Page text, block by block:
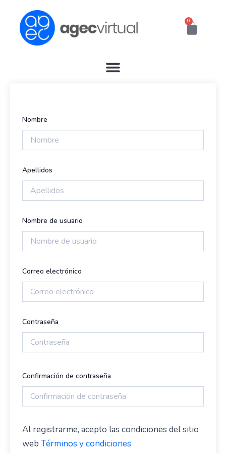
contenido
0
Cart
Nombre
Apellidos
Nombre de usuario
Correo electrónico
Contraseña
Confirmación de contraseña
Al registrarme, acepto las condiciones del sitio
web Términos y condiciones